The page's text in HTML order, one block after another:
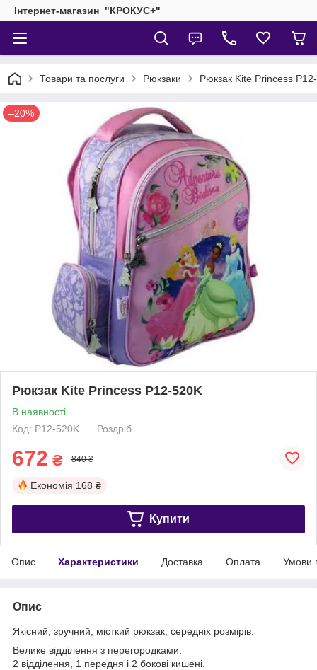
Інтернет-магазин "КРОКУС+"
Товари та послуги Рюкзаки Рюкзак Kite Princess
–20%
Рюкзак Kite Princess P12-520K
В наявності
Код: P12-520K
Роздріб
672 ₴ 840 ₴
Економія 168 ₴
Купити
Опис Характеристики Доставка Оплата Умови
Опис
Якісний, зручний, місткий рюкзак, середніх розмірів.
Велике відділення з перегородками.
2 відділення, 1 передня і 2 бокові кишені.